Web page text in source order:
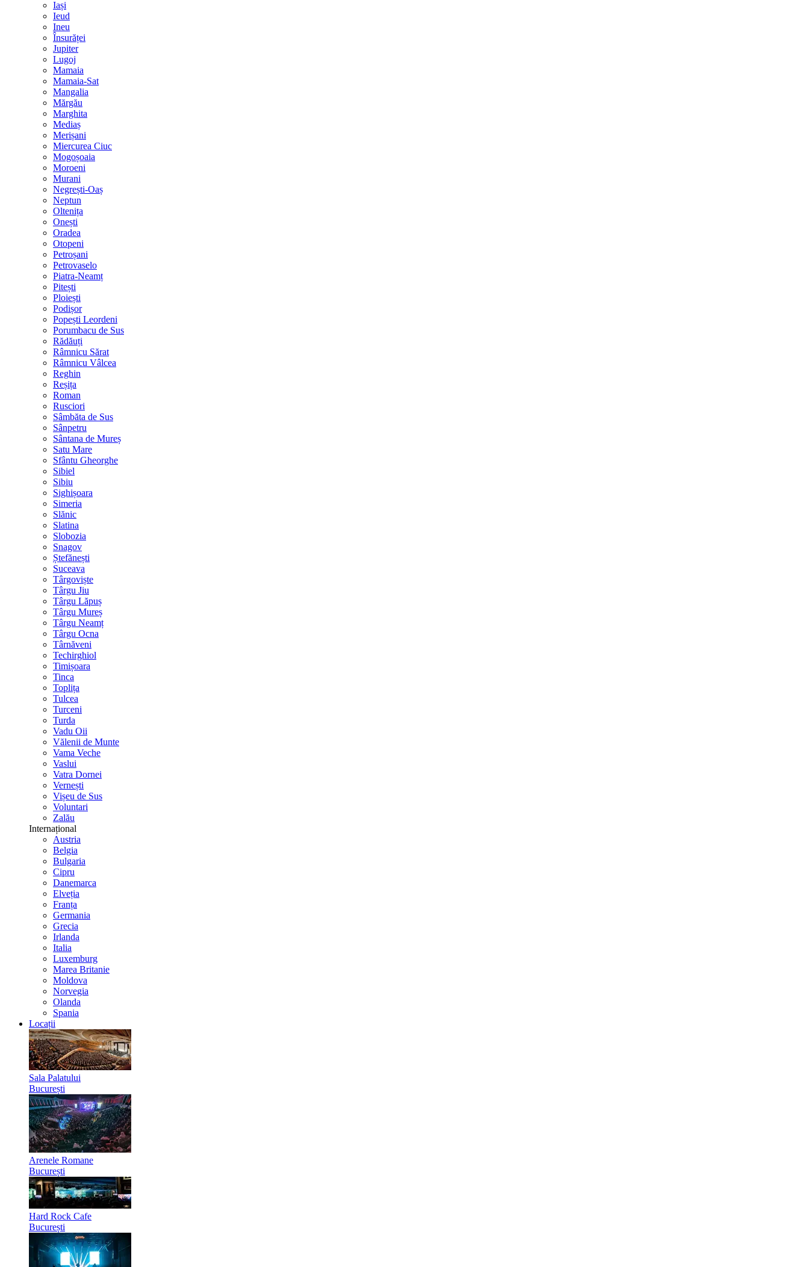
Iași
Ieud
Ineu
Însurăței
Jupiter
Lugoj
Mamaia
Mamaia-Sat
Mangalia
Mărgău
Marghita
Mediaș
Merișani
Miercurea Ciuc
Mogoșoaia
Moroeni
Murani
Negrești-Oaș
Neptun
Oltenița
Onești
Oradea
Otopeni
Petroșani
Petrovaselo
Piatra-Neamț
Pitești
Ploiești
Podișor
Popești Leordeni
Porumbacu de Sus
Rădăuți
Râmnicu Sărat
Râmnicu Vâlcea
Reghin
Reșița
Roman
Rusciori
Sâmbăta de Sus
Sânpetru
Sântana de Mureș
Satu Mare
Sfântu Gheorghe
Sibiel
Sibiu
Sighișoara
Simeria
Slănic
Slatina
Slobozia
Snagov
Ștefănești
Suceava
Târgoviște
Târgu Jiu
Târgu Lăpuș
Târgu Mureș
Târgu Neamț
Târgu Ocna
Târnăveni
Techirghiol
Timișoara
Tinca
Toplița
Tulcea
Turceni
Turda
Vadu Oii
Vălenii de Munte
Vama Veche
Vaslui
Vatra Dornei
Vernești
Vișeu de Sus
Voluntari
Zalău
Internațional
Austria
Belgia
Bulgaria
Cipru
Danemarca
Elveția
Franța
Germania
Grecia
Irlanda
Italia
Luxemburg
Marea Britanie
Moldova
Norvegia
Olanda
Spania
Locații
Sala Palatului
București
Arenele Romane
București
Hard Rock Cafe
București